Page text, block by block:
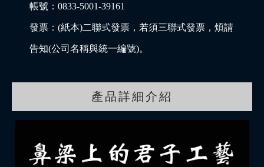
帳號：0833-5001-39161
發票：(紙本)二聯式發票，若須三聯式發票，煩請
告知(公司名稱與統一編號)。
產品詳細介紹